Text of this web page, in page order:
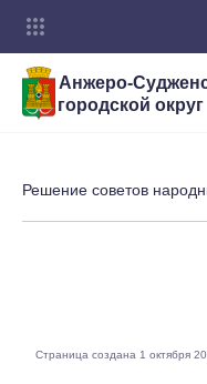
Анжеро-
городской округ
Решение советов
Страница создана 1 октября